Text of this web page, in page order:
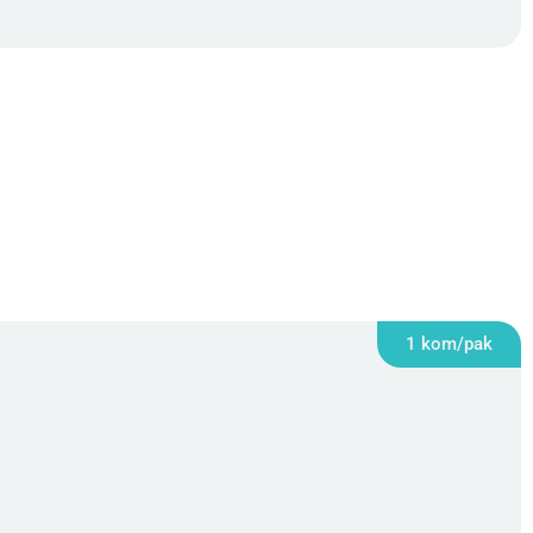
1 kom/pak